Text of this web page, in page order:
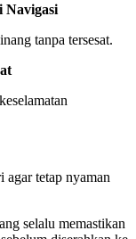
Navigasi
tanpa tersesat.
agar tetap nyaman
selalu memastikan